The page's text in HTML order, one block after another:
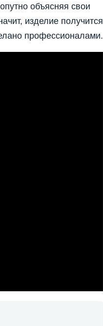
объясняя свои
изделие получится
профессионалами.